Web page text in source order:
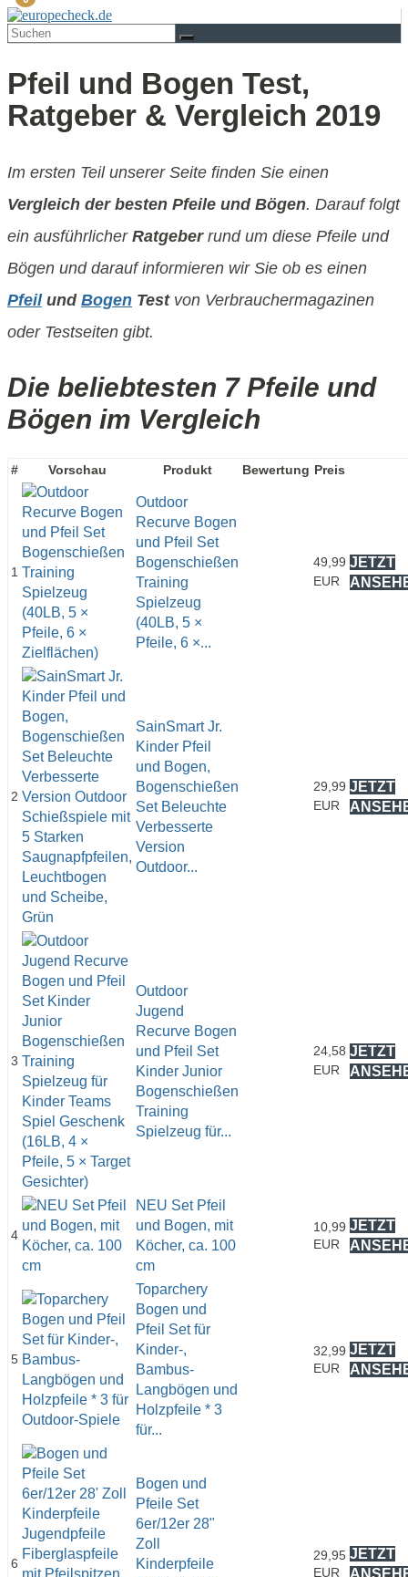
Pfeil und Bogen Test,
Ratgeber & Vergleich 2019
Im ersten Teil unserer Seite finden Sie einen
Vergleich der besten Pfeile und Bögen. Darauf folgt
ein ausführlicher Ratgeberrund um diese Pfeile und
Bögen und darauf informieren wir Sie ob es einen
Pfeilund Bogen Testvon Verbrauchermagazinen
oder Testseiten gibt.
Die beliebtesten 7 Pfeile und
Bögen im Vergleich
# Vorschau Produkt Bewertung Preis
1
Outdoor
Recurve Bogen
und Pfeil Set
Bogenschießen
Training
Spielzeug
(40LB, 5 ×
Pfeile, 6 ×...
49,99
EUR
JETZT
2
SainSmart Jr.
Kinder Pfeil
und Bogen,
Bogenschießen
Set Beleuchte
Verbesserte
Version
Outdoor...
29,99
EUR
JETZT
3
Outdoor
Jugend
Recurve Bogen
und Pfeil Set
Kinder Junior
Bogenschießen
Training
Spielzeug für...
24,58
EUR
JETZT
4
NEU Set Pfeil
und Bogen, mit
Köcher, ca. 100
cm
10,99
EUR
JETZT
5
Toparchery
Bogen und
Pfeil Set für
Kinder-,
Bambus-
Langbögen und
Holzpfeile * 3
für...
32,99
EUR
JETZT
6
Bogen und
Pfeile Set
6er/12er 28"
Zoll
Kinderpfeile
29,95
EUR
JETZT